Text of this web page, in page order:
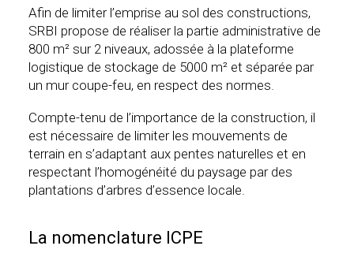
Afin de limiter l’emprise au sol des constructions,
SRBI propose de réaliser la partie administrative de
800 m² sur 2 niveaux, adossée à la plateforme
logistique de stockage de 5000 m² et séparée par
un mur coupe-feu, en respect des normes.
Compte-tenu de l’importance de la construction, il
est nécessaire de limiter les mouvements de
terrain en s’adaptant aux pentes naturelles et en
respectant l’homogénéité du paysage par des
plantations d’arbres d’essence locale.
La nomenclature ICPE